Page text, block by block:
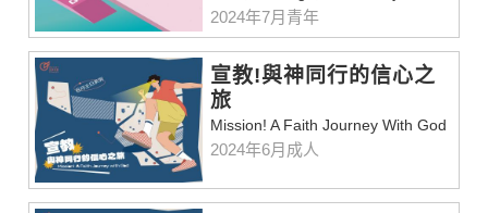
2024年7月青年
宣教!與神同行的信心之
旅
Mission! A Faith Journey With God
2024年6月成人